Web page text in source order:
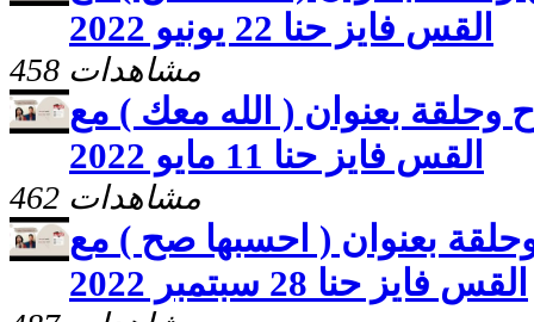
القس فايز حنا 22 يونيو 2022
458 مشاهدات
وحلقة بعنوان ( الله معك ) مع
القس فايز حنا 11 مايو 2022
462 مشاهدات
وحلقة بعنوان ( احسبها صح ) مع
القس فايز حنا 28 سبتمبر 2022